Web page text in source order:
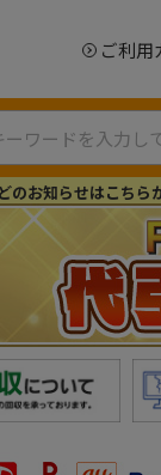
ご利用
のお知らせはこちら